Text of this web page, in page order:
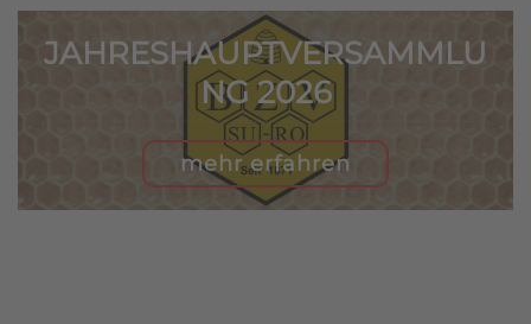
JAHRESHAUPTVERSAMMLU
NG 2026
mehr erfahren